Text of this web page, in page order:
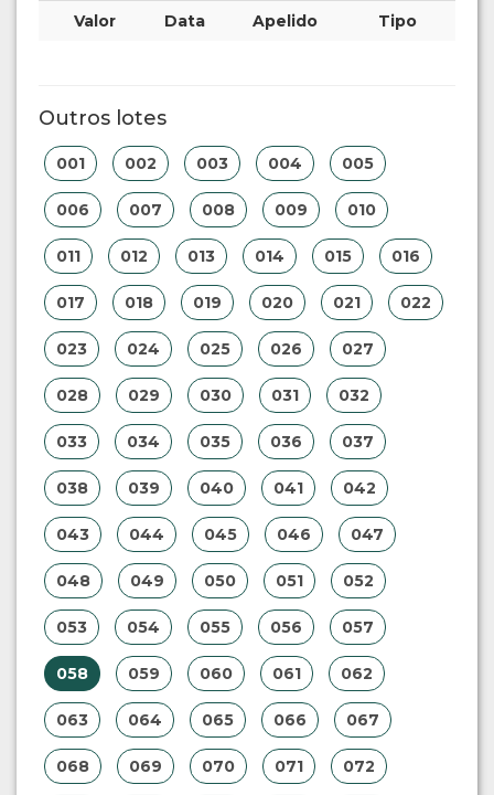
Valor Data Apelido Tipo
Outros lotes
001 002 003 004 005
006 007 008 009 010
011 012 013 014 015 016
017 018 019 020 021 022
023 024 025 026 027
028 029 030 031 032
033 034 035 036 037
038 039 040 041 042
043 044 045 046 047
048 049 050 051 052
053 054 055 056 057
058 059 060 061 062
063 064 065 066 067
068 069 070 071 072